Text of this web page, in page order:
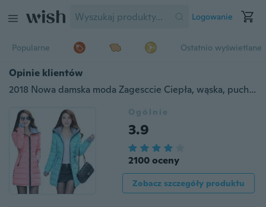
Logowanie
Popularne Ostatnio wyświetlane
Opinie klientów
2018 Nowa damska moda Zagesccie Ciepła, wąska, puchowa kurtka z kapturem
Ogólnie
3.9
2100 oceny
Zobacz szczegóły produktu